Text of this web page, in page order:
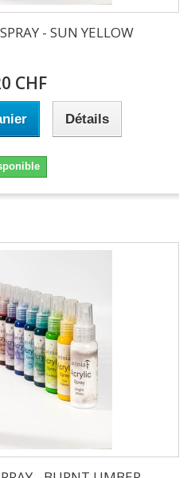
- SUN YELLOW
CHF
Détails